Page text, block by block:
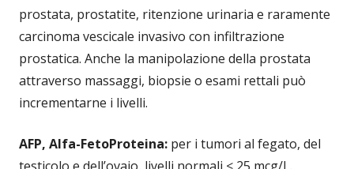
prostata, prostatite, ritenzione urinaria e raramente
carcinoma vescicale invasivo con infiltrazione
prostatica. Anche la manipolazione della prostata
attraverso massaggi, biopsie o esami rettali può
incrementarne i livelli.
AFP, Alfa-FetoProteina: per i tumori al fegato, del